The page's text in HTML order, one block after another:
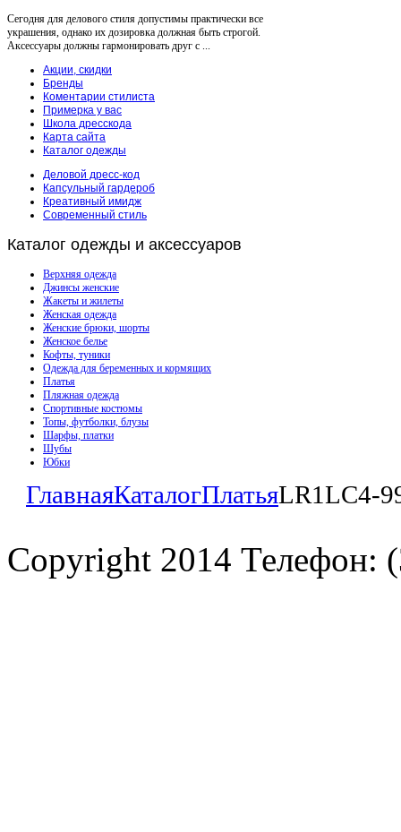
Сегодня для делового стиля допустимы практически все
украшения, однако их дозировка должная быть строгой.
Аксессуары должны гармонировать друг с ...
Акции, скидки
Бренды
Коментарии стилиста
Примерка у вас
Школа дресскода
Карта сайта
Каталог одежды
Деловой дресс-код
Капсульный гардероб
Креативный имидж
Современный стиль
Каталог одежды и аксессуаров
Верхняя одежда
Джинсы женские
Жакеты и жилеты
Женская одежда
Женские брюки, шорты
Женское белье
Кофты, туники
Одежда для беременных и кормящих
Платья
Пляжная одежда
Спортивные костюмы
Топы, футболки, блузы
Шарфы, платки
Шубы
Юбки
ГлавнаяКаталогПлатьяLR1LC4-
Copyright 2014 Телефон: